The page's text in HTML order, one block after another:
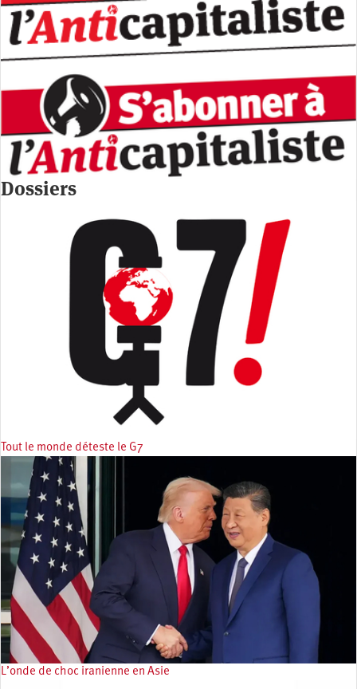
Dossiers
Tout le monde déteste le G7
L’onde de choc iranienne en Asie